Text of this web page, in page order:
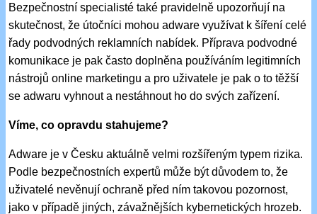
Bezpečnostní specialisté také pravidelně upozorňují na
skutečnost, že útočníci mohou adware využívat k šíření celé
řady podvodných reklamních nabídek. Příprava podvodné
komunikace je pak často doplněna používáním legitimních
nástrojů online marketingu a pro uživatele je pak o to těžší
se adwaru vyhnout a nestáhnout ho do svých zařízení.
Víme, co opravdu stahujeme?
Adware je v Česku aktuálně velmi rozšířeným typem rizika.
Podle bezpečnostních expertů může být důvodem to, že
uživatelé nevěnují ochraně před ním takovou pozornost,
jako v případě jiných, závažnějších kybernetických hrozeb.